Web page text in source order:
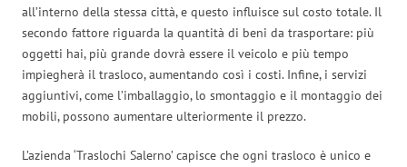
all’interno della stessa città, e questo influisce sul costo totale. Il
secondo fattore riguarda la quantità di beni da trasportare: più
oggetti hai, più grande dovrà essere il veicolo e più tempo
impiegherà il trasloco, aumentando così i costi. Infine, i servizi
aggiuntivi, come l’imballaggio, lo smontaggio e il montaggio dei
mobili, possono aumentare ulteriormente il prezzo.
L’azienda ‘Traslochi Salerno’ capisce che ogni trasloco è unico e